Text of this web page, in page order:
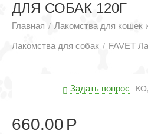
ДЛЯ СОБАК 120Г
Главная / Лакомства для кошек
Лакомства для собак / FAVET
Задать вопрос
660.00 Р